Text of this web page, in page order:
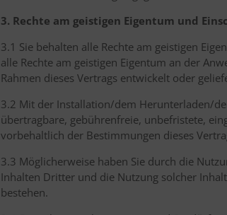
3. Rechte am geistigen Eigentum und
3.1 Sie behalten alle Rechte am geistigen
alle Rechte am geistigen Eigentum an der
Rahmen dieses Vertrags entwickelt oder
3.2 Mit der Installation/dem Herunterladen/
übertragbare, gebührenfreie, unbefristete,
vorbehaltlich der Bestimmungen dieses
3.3 Möglicherweise haben Sie durch die
Inhalten Dritter und die Nutzung solcher
bestehen.